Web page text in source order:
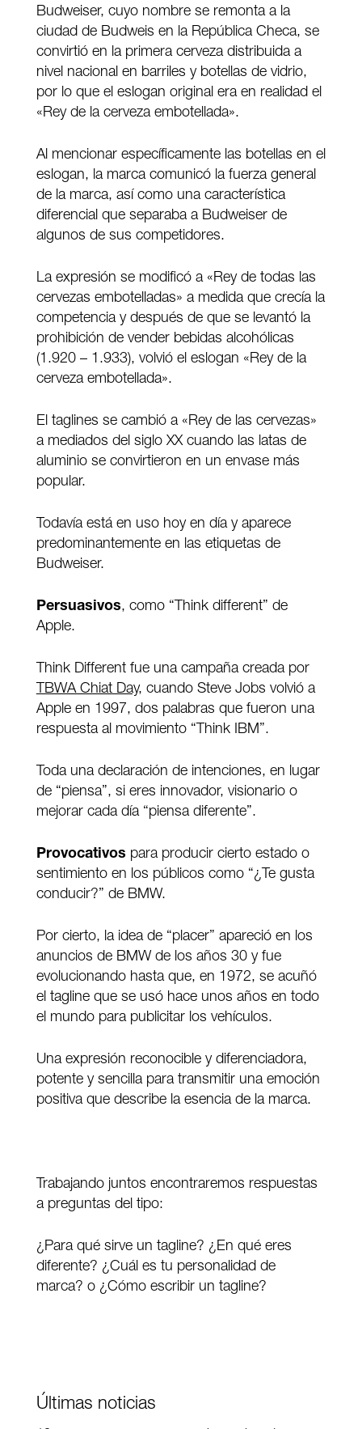
Budweiser, cuyo nombre se remonta a la
ciudad de Budweis en la República Checa, se
convirtió en la primera cerveza distribuida a
nivel nacional en barriles y botellas de vidrio,
por lo que el eslogan original era en realidad el
«Rey de la cerveza embotellada».
Al mencionar específicamente las botellas en el
eslogan, la marca comunicó la fuerza general
de la marca, así como una característica
diferencial que separaba a Budweiser de
algunos de sus competidores.
La expresión se modificó a «Rey de todas las
cervezas embotelladas» a medida que crecía la
competencia y después de que se levantó la
prohibición de vender bebidas alcohólicas
(1.920 – 1.933), volvió el eslogan «Rey de la
cerveza embotellada».
El taglines se cambió a «Rey de las cervezas»
a mediados del siglo XX cuando las latas de
aluminio se convirtieron en un envase más
popular.
Todavía está en uso hoy en día y aparece
predominantemente en las etiquetas de
Budweiser.
Persuasivos, como “Think different” de
Apple.
Think Different fue una campaña creada por
TBWA Chiat Day, cuando Steve Jobs volvió a
Apple en 1997, dos palabras que fueron una
respuesta al movimiento “Think IBM”.
Toda una declaración de intenciones, en lugar
de “piensa”, si eres innovador, visionario o
mejorar cada día “piensa diferente”.
Provocativos para producir cierto estado o
sentimiento en los públicos como “¿Te gusta
conducir?” de BMW.
Por cierto, la idea de “placer” apareció en los
anuncios de BMW de los años 30 y fue
evolucionando hasta que, en 1972, se acuñó
el tagline que se usó hace unos años en todo
el mundo para publicitar los vehículos.
Una expresión reconocible y diferenciadora,
potente y sencilla para transmitir una emoción
positiva que describe la esencia de la marca.
Trabajando juntos encontraremos respuestas
a preguntas del tipo:
¿Para qué sirve un tagline? ¿En qué eres
diferente? ¿Cuál es tu personalidad de
marca? o ¿Cómo escribir un tagline?
Últimas noticias